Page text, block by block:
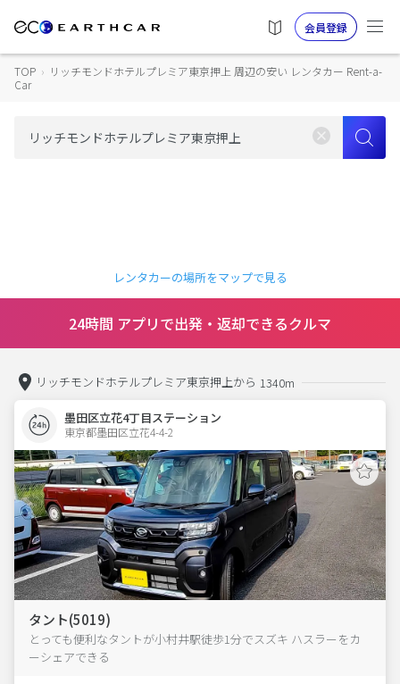
会員登録
TOP › リッチモンドホテルプレミア東京押上 周辺の安い レンタカー Rent-a-
Car
レンタカーの場所をマップで見る
24時間 アプリで出発・返却できるクルマ
リッチモンドホテルプレミア東京押上から 1340m
墨田区立花4丁目ステーション
東京都墨田区立花4-4-2
タント(5019)
とっても便利なタントが小村井駅徒歩1分でスズキ ハスラーをカ
ーシェアできる